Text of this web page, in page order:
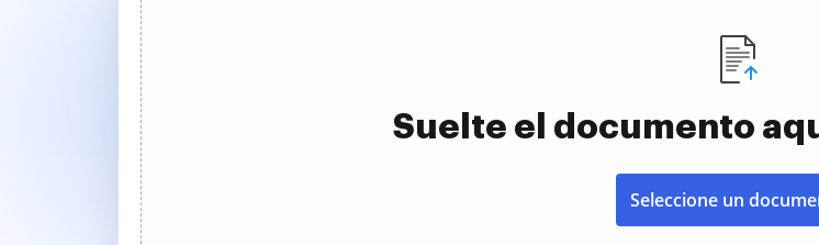
Suelte el documento
Seleccione un